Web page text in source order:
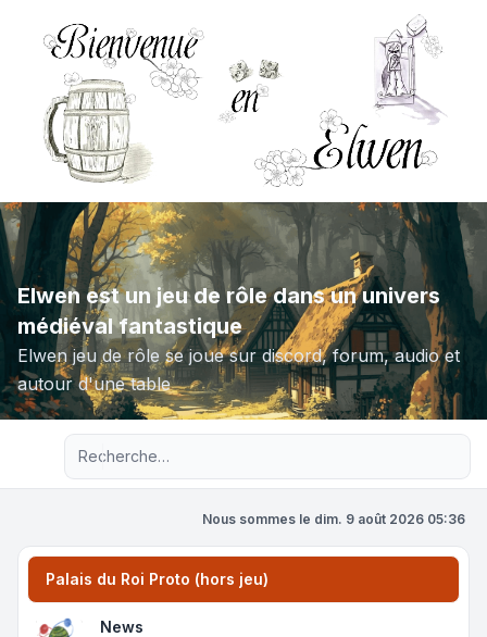
Elwen est un jeu de rôle dans un univers
médiéval fantastique
Elwen jeu de rôle se joue sur discord, forum, audio et
autour d'une table
Recherche avancée
Nous sommes le dim. 9 août 2026 05:36
Palais du Roi Proto (hors jeu)
News